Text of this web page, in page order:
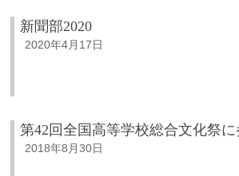
新聞部2020
2020年4月17日
第42回全国高等学校総合文化祭に
2018年8月30日